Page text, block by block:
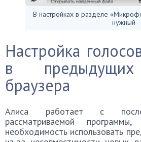
В настройках в разделе
нужный
Настройка
в
браузера
Алиса работает с
рассматриваемой
необходимость использовать